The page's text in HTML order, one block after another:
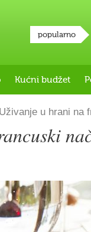
popularno
Kućni budžet
Uživanje u hrani na